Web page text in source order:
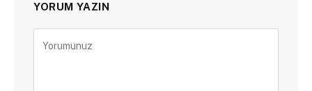
YORUM YAZIN